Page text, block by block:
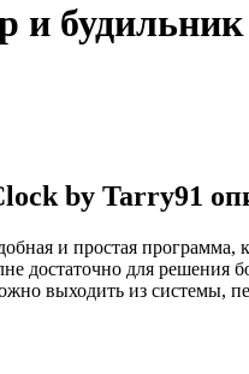
и будильник
by Tarry91
и простая
для решения
выходить из системы,